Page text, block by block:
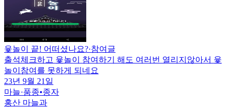
윷놀이 끝! 어떠셨나요?·참여글
출석체크하고 윷놀이 참여하기 해도 여러번 열리지않아서 윷
놀이참여를 못하게 되네요
23년 9월 21일
마늘·품종•종자
홍산 마늘과